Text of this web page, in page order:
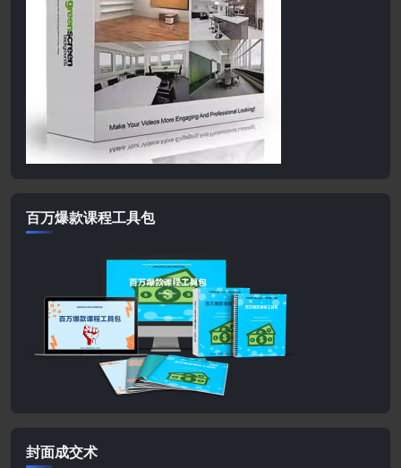
百万爆款课程工具包
封面成交术